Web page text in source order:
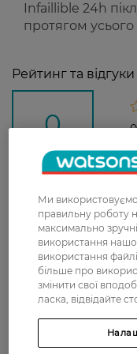
Infaillible 24h
протягом усього
Рейтинг та відгуки
0
З 0 відгуків
Доставка
Нова пошта
У відділення
безкоштовно
Вартість
Ми
правильну роботу
максимально
використання
використання
більше про
змінити свої
ласка, відвідайте